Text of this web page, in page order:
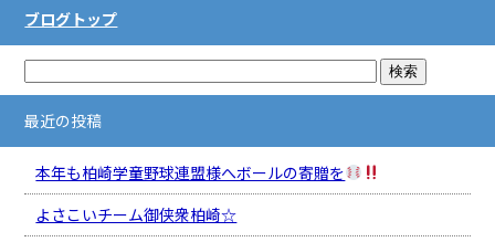
ブログトップ
最近の投稿
本年も柏崎学童野球連盟様へボールの寄贈を
よさこいチーム御侠衆柏崎☆